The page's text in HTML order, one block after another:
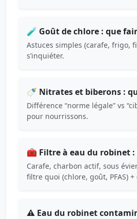
🧪 Goût de chlore : que
Astuces simples (carafe, frigo,
s’inquiéter.
🍼 Nitrates et biberons :
Différence “norme légale” vs
pour nourrissons.
🧰 Filtre à eau du robinet
Carafe, charbon actif, sous
filtre quoi (chlore, goût, PFAS)
⚠️ Eau du robinet